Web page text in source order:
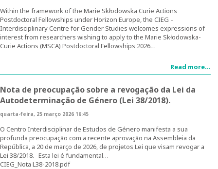
Formação
1ª Edição do Curso de Formação Especializada em
Igualdade de Género
2ª Edição do Curso de Formação Especializada em
3ª Edição do Curso de Formação Especializada em
Igualdade de Género
Testemunhos
Curso de Formação Especializada em Igualdade de
Género do Ministério da Defesa | 4ª edição |
Within the framework of the Marie Skłodowska Curie Actions
Postdoctoral Fellowships under Horizon Europe, the CIEG –
Interdisciplinary Centre for Gender Studies welcomes expressions of
interest from researchers wishing to apply to the Marie Skłodowska-
Curie Actions (MSCA) Postdoctoral Fellowships 2026…
Read more...
Nota de preocupação sobre a revogação da Lei da
Autodeterminação de Género (Lei 38/2018).
quarta-feira, 25 março 2026 16:45
O Centro Interdisciplinar de Estudos de Género manifesta a sua
profunda preocupação com a recente aprovação na Assembleia da
República, a 20 de março de 2026, de projetos Lei que visam revogar a
Lei 38/2018. Esta lei é fundamental…
CIEG_Nota L38-2018.pdf